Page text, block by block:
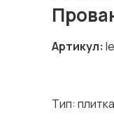
Артикул
Тип: